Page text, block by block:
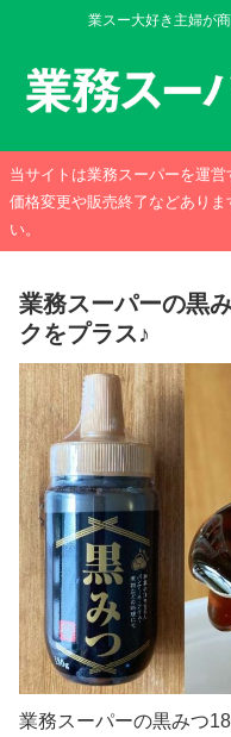
業スー大好き主婦が
当サイトは業務スーパーを運営
価格変更や販売終了などあり
い。
業務スーパーの黒
クをプラス♪
業務スーパーの黒みつ